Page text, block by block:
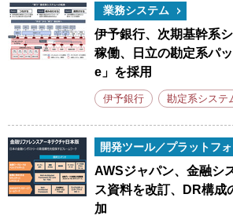
業務システム
伊予銀行、次期基幹系
稼働、日立の勘定系パ
e」を採用
伊予銀行 勘定系システ
開発ツール／プラットフ
AWSジャパン、金融シ
ス資料を改訂、DR構成
加